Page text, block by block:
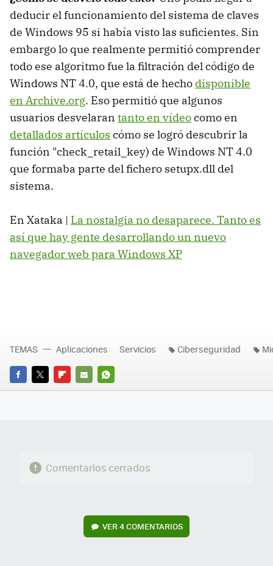
deducir el funcionamiento del sistema de claves
de Windows 95 si había visto las suficientes. Sin
embargo lo que realmente permitió comprender
todo ese algoritmo fue la filtración del código de
Windows NT 4.0, que está de hecho disponible
en Archive.org. Eso permitió que algunos
usuarios desvelaran tanto en vídeocomo en
detallados artículos cómo se logró descubrir la
función "check_retail_key) de Windows NT 4.0
que formaba parte del fichero setupx.dll del
sistema.
En Xataka | La nostalgia no desaparece. Tanto es
así que hay gente desarrollando un nuevo
navegador web para Windows XP
FACEBOOK
TWITTERFLIPBOARD
E-
WHATSAPP
TEMAS Aplicaciones Servicios Ciberseguridad
Comentarios cerrados
VER4 COMENTARIOS